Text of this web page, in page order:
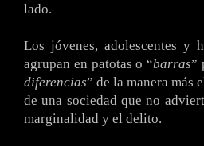
lado.
Los jóvenes, adolescentes y
agrupan en patotas o “barras”
diferencias” de la manera más
de una sociedad que no
marginalidad y el delito.